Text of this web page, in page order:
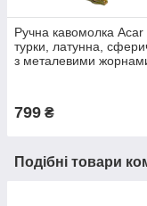
Ручна кавомолка Acar
турки, латунна,
з металевими
799 ₴
Подібні товари